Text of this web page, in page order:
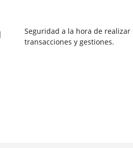
Seguridad a la hora de realizar
transacciones y gestiones.